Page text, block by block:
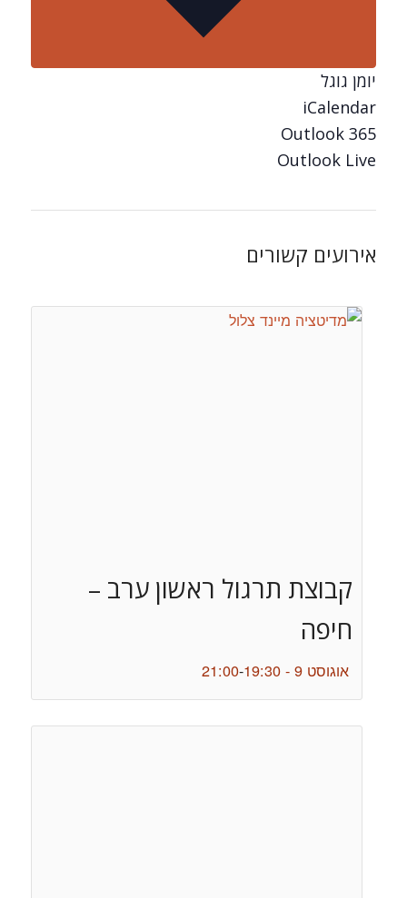
יומן גוגל
iCalendar
Outlook 365
Outlook Live
אירועים קשורים
קבוצת תרגול ראשון ערב –
חיפה
אוגוסט 9 - 19:30 -
21:00